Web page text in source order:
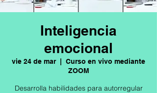
Inteligencia
emocional
vie 24 de mar
  |
Curso en vivo mediante
ZOOM
Desarrolla habilidades para autorregular